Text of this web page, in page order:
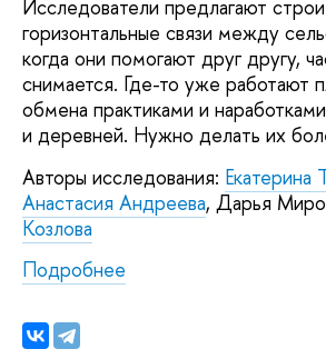
Исследователи предлагают
горизонтальные связи между
когда они помогают друг другу,
снимается. Где-то уже работают
обмена практиками и
и деревней. Нужно делать их
Авторы исследования: Екатерина
Анастасия Андреева, Дарья
Козлова
Подробнее